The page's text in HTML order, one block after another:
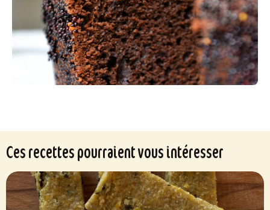
Ces recettes pourraient vous intéresser